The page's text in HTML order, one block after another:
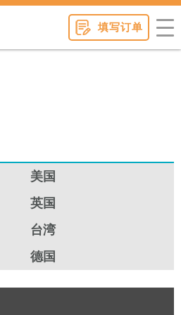
填写订单
美国
英国
台湾
德国